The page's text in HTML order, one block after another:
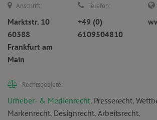
Anschrift:
Marktstr. 10
60388
Frankfurt am
Main
Telefon:
+49 (0)
6109504810
Rechtsgebiete:
Urheber- & Medienrecht, Presserecht,
Markenrecht, Designrecht, Arbeitsrecht,